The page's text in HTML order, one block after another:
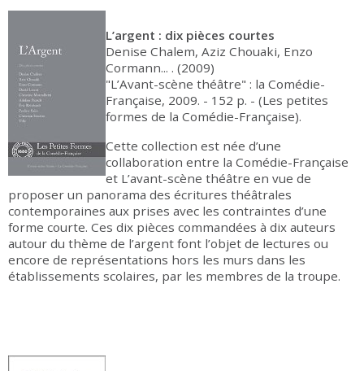
L’argent : dix pièces courtes
Denise Chalem, Aziz Chouaki, Enzo
Cormann... . (2009)
"L’Avant-scène théâtre" : la Comédie-
Française, 2009. - 152 p. - (Les petites
formes de la Comédie-Française).
Cette collection est née d’une
collaboration entre la Comédie-Française
et L’avant-scène théâtre en vue de
proposer un panorama des écritures théâtrales
contemporaines aux prises avec les contraintes d’une
forme courte. Ces dix pièces commandées à dix auteurs
autour du thème de l’argent font l’objet de lectures ou
encore de représentations hors les murs dans les
établissements scolaires, par les membres de la troupe.